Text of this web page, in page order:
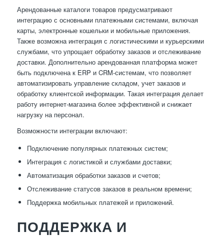
Арендованные каталоги товаров предусматривают
интеграцию с основными платежными системами, включая
карты, электронные кошельки и мобильные приложения.
Также возможна интеграция с логистическими и курьерскими
службами, что упрощает обработку заказов и отслеживание
доставки. Дополнительно арендованная платформа может
быть подключена к ERP и CRM-системам, что позволяет
автоматизировать управление складом, учет заказов и
обработку клиентской информации. Такая интеграция делает
работу интернет-магазина более эффективной и снижает
нагрузку на персонал.
Возможности интеграции включают:
Подключение популярных платежных систем;
Интеграция с логистикой и службами доставки;
Автоматизация обработки заказов и счетов;
Отслеживание статусов заказов в реальном времени;
Поддержка мобильных платежей и приложений.
ПОДДЕРЖКА И